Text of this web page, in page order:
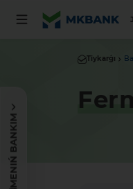
MENIŃ BANKIM
Tiykarǵı